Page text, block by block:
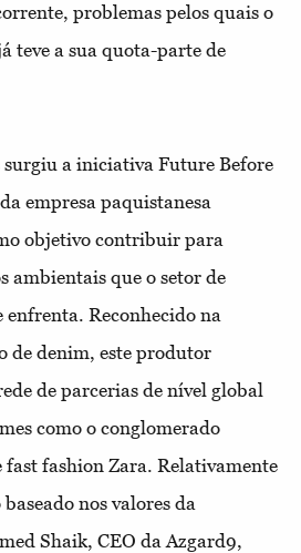
problemas pelos quais o
teve a sua quota-parte de
surgiu a iniciativa Future Before
empresa paquistanesa
objetivo contribuir para
ambientais que o setor de
Reconhecido na
de denim, este produtor
de parcerias de nível global
como o conglomerado
fast fashion Zara. Relativamente
nos valores da
Shaik, CEO da Azgard9,